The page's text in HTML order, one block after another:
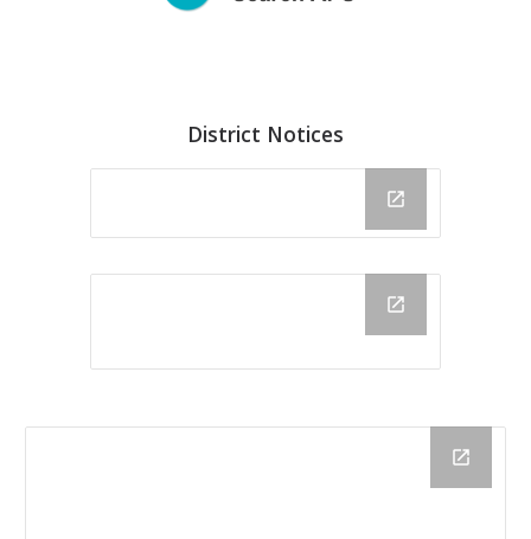
District Notices